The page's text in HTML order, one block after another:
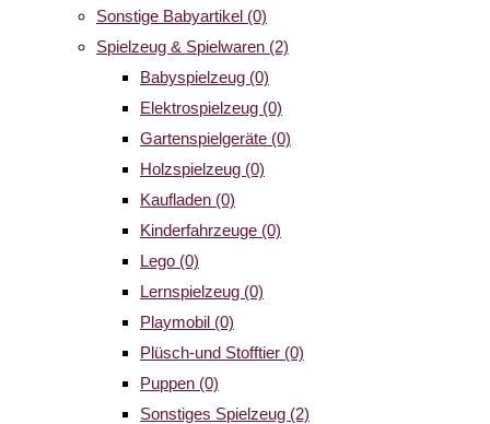
Sonstige Babyartikel (0)
Spielzeug & Spielwaren (2)
Babyspielzeug (0)
Elektrospielzeug (0)
Gartenspielgeräte (0)
Holzspielzeug (0)
Kaufladen (0)
Kinderfahrzeuge (0)
Lego (0)
Lernspielzeug (0)
Playmobil (0)
Plüsch-und Stofftier (0)
Puppen (0)
Sonstiges Spielzeug (2)